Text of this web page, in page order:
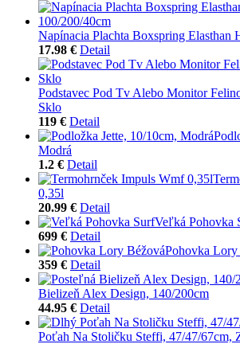
Napínacia Plachta Boxspring Elasthan
17.98 € Detail
Podstavec Pod Tv Alebo Monitor
Sklo
119 € Detail
Modrá
1.2 € Detail
0,35l
20.99 € Detail
Veľká Pohovka
699 € Detail
Pohovka Lory
359 € Detail
Bielizeň Alex Design, 140/200cm
44.95 € Detail
Poťah Na Stoličku Steffi, 47/47/67cm,